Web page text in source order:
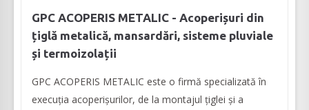
GPC ACOPERIS METALIC - Acoperișuri din
țiglă metalică, mansardări, sisteme pluviale
și termoizolații
GPC ACOPERIS METALIC este o firmă specializată în
execuția acoperișurilor, de la montajul țiglei și a